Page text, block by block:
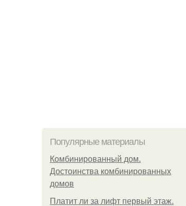
Популярные материалы
Комбинированный дом.
Достоинства комбинированных
домов
Платит ли за лифт первый этаж.